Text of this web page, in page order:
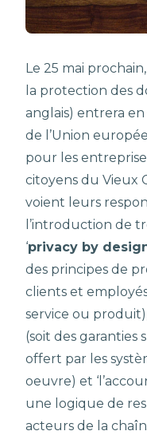
Le 25 mai
la protection des
anglais) entrera
de l’Union
pour les
citoyens du Vieux
voient leurs
l’introduction de
‘privacy by
des principes de
clients et
service ou produit),
(soit des garanties
offert par les
oeuvre) et
une logique de
acteurs de la